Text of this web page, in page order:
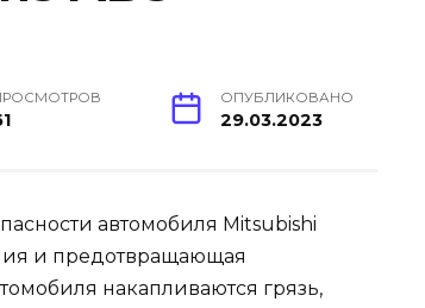
ОПУБЛИКОВАНО
29.03.2023
автомобиля Mitsubishi
и предотвращающая
накапливаются грязь,